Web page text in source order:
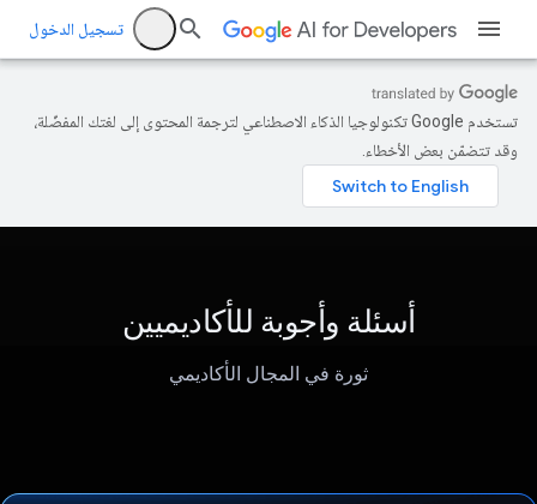
تسجيل الدخول
تستخدم Google تكنولوجيا الذكاء الاصطناعي لترجمة المحتوى إلى لغتك المفضّلة،
وقد تتضمّن بعض الأخطاء.
أسئلة وأجوبة للأكاديميين
ثورة في المجال الأكاديمي